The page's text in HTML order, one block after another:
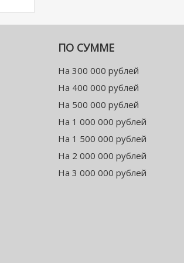
ПО СУММЕ
На 300 000 рублей
На 400 000 рублей
На 500 000 рублей
На 1 000 000 рублей
На 1 500 000 рублей
На 2 000 000 рублей
На 3 000 000 рублей